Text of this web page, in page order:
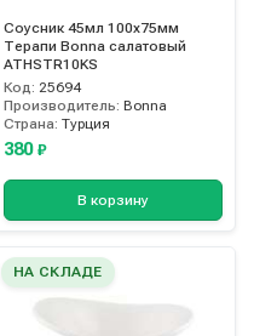
Соусник 45мл 100х75мм
Терапи Bonna салатовый
ATHSTR10KS
Код: 25694
Производитель: Bonna
Страна: Турция
380 ₽
В корзину
НА СКЛАДЕ